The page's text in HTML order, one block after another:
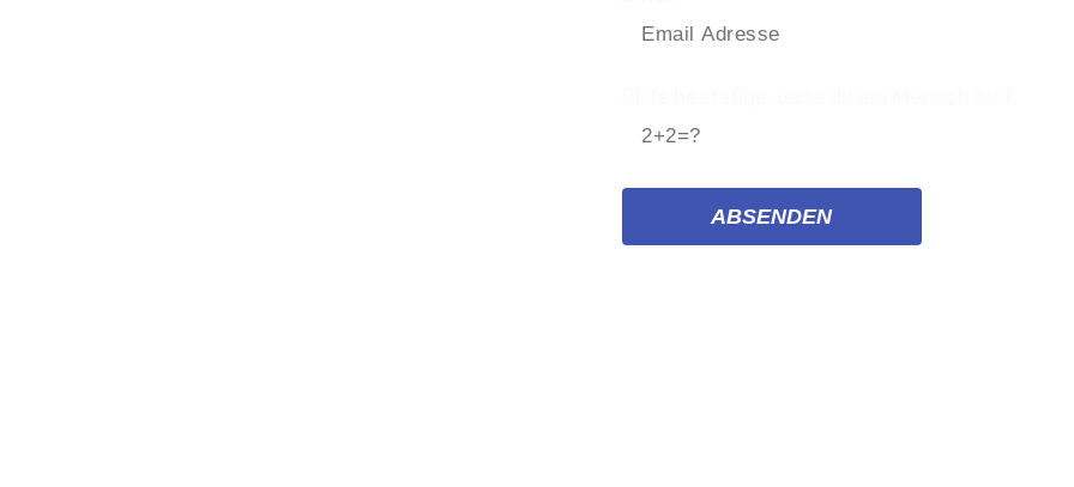
ABSENDEN